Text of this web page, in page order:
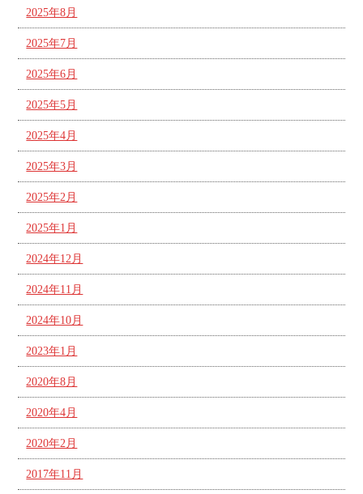
2025年8月
2025年7月
2025年6月
2025年5月
2025年4月
2025年3月
2025年2月
2025年1月
2024年12月
2024年11月
2024年10月
2023年1月
2020年8月
2020年4月
2020年2月
2017年11月